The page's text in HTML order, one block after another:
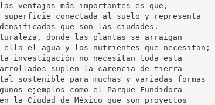
ventajas más importantes es que,
superficie conectada al suelo y representa
que son las ciudades.
donde las plantas se arraigan
ella el agua y los nutrientes que necesitan;
investigación no necesitan toda esta
suplen la carencia de tierra
sostenible para muchas y variadas formas
ejemplos como el Parque Fundidora
la Ciudad de México que son proyectos